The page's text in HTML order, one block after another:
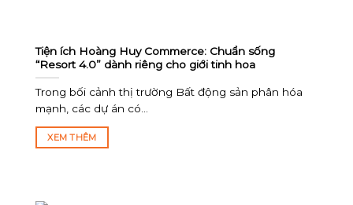
Tiện ích Hoàng Huy Commerce: Chuẩn sống
“Resort 4.0” dành riêng cho giới tinh hoa
Trong bối cảnh thị trường Bất động sản phân hóa
mạnh, các dự án có...
XEM THÊM